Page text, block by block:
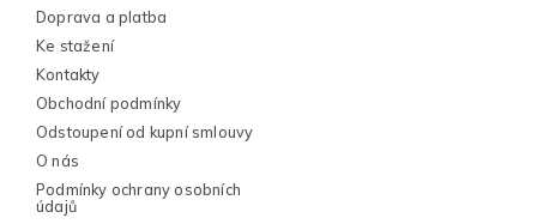
Doprava a platba
Ke stažení
Kontakty
Obchodní podmínky
Odstoupení od kupní smlouvy
O nás
Podmínky ochrany osobních
údajů